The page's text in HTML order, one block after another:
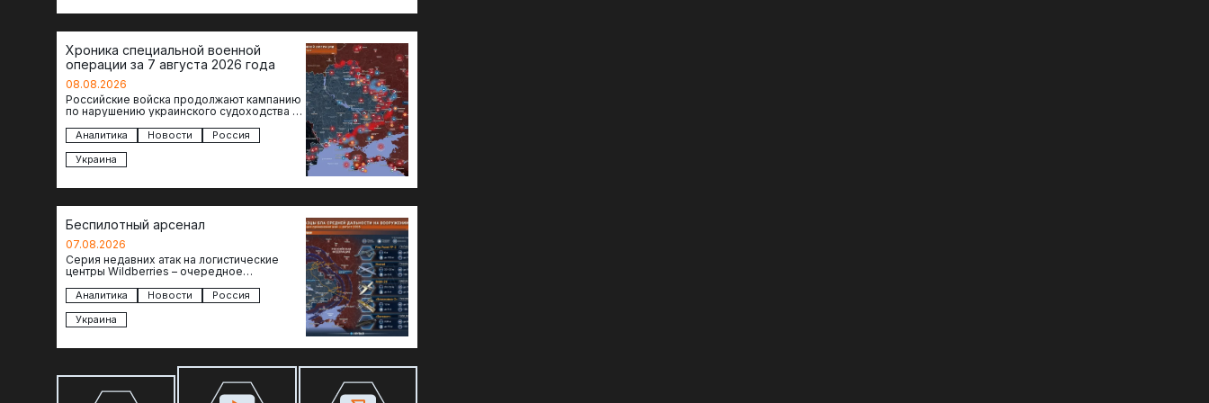
Хроника специальной военной
операции за 7 августа 2026 года
08.08.2026
Российские войска продолжают кампанию
по нарушению украинского судоходства в
атакованы еще по меньшей мере два…
Аналитика Новости
Россия
Украина
Беспилотный арсенал
07.08.2026
Серия недавних атак на логистические
центры Wildberries – очередное
российского тыла. И суть здесь даже не…
Аналитика Новости
Россия
Украина